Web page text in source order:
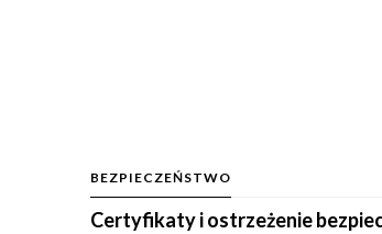
BEZPIECZEŃSTWO
Certyfikaty i ostrzeżenie